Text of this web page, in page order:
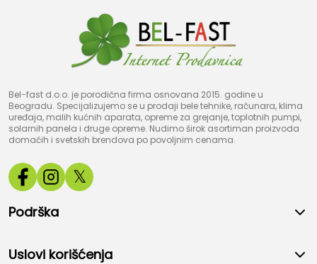
Bel-fast d.o.o. je porodična firma osnovana 2015. godine u
Beogradu. Specijalizujemo se u prodaji bele tehnike, računara, klima
uređaja, malih kućnih aparata, opreme za grejanje, toplotnih pumpi,
solarnih panela i druge opreme. Nudimo širok asortiman proizvoda
domaćih i svetskih brendova po povoljnim cenama.
𝕏
Podrška
Uslovi korišćenja